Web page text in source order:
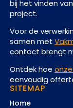
bij het vinden
project.
Voor de
samen met
contact brengt
Ontdek hoe
eenvoudig
SITEMAP
Home